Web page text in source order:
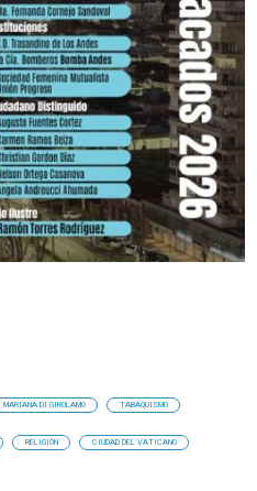
MARIANA DI GIROLAMO TABAQUISMO
RELIGIÓN CIUDAD DEL VATICANO